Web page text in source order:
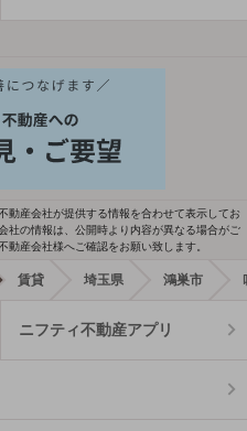
産会社が提供する情報を合わせて表示してお
社の情報は、公開時より内容が異なる場合がご
産会社様へご確認をお願い致します。
賃貸 埼玉県 鴻巣市
ニフティ不動産アプリ